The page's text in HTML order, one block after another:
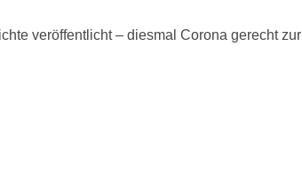
veröffentlicht – diesmal Corona gerecht zur